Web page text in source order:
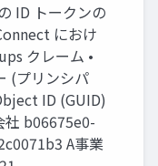
ID トークンの
におけ
クレーム •
(プリンシパ
ID (GUID)
社 b06675e0-
A事業